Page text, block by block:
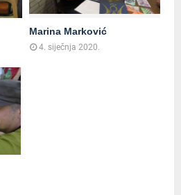
Marina Marković
4. siječnja 2020.